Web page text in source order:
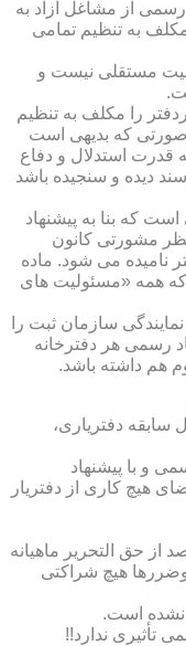
از مشاغل آزاد به
به تنظیم تمامی
مستقلی نیست و
سردفتر را مکلف به تنظیم
صورتی که بدیهی است
قدرت استدلال و دفاع
دیده و سنجیده باشد
که بنا به پیشنهاد
مشورتی کانون
نامیده می شود. ماده
که همه «مسئولیت های
سازمان ثبت را
دفاتر اسناد رسمی هر دفترخانه
هم داشته باشد.
سابقه دفتریاری،
و با پیشنهاد
هیچ کاری از دفتریار
فقط در درآمد شریک است (15 درصد از حق التحریر ماهیانه
هیچ شراکتی
نشده است.
تأثیری ندارد!!